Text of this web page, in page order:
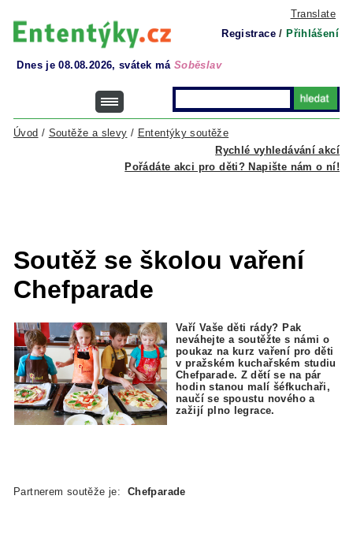
Translate
Registrace / Přihlášení
Dnes je 08.08.2026, svátek má Soběslav
Rychlé vyhledávání akcí
Úvod / Soutěže a slevy / Ententýky soutěže
Pořádáte akci pro děti? Napište nám o ní!
Soutěž se školou vaření
Chefparade
Vaří Vaše děti rády? Pak
neváhejte a soutěžte s námi o
poukaz na kurz vaření pro děti
v pražském kuchařském studiu
Chefparade. Z dětí se na pár
hodin stanou malí šéfkuchaři,
naučí se spoustu nového a
zažijí plno legrace.
Partnerem soutěže je: Chefparade